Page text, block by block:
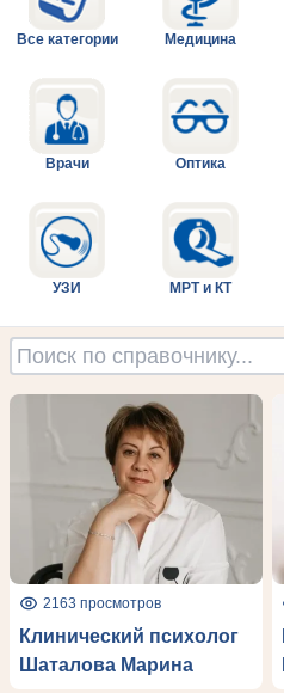
Все категории Медицина
Врачи Оптика
УЗИ МРТ и КТ
2163 просмотров
Клинический психолог
Шаталова Марина